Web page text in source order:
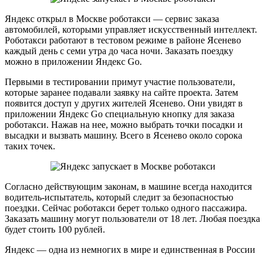
Яндекс открыл в Москве роботакси — сервис заказа
автомобилей, которыми управляет искусственный интеллект.
Роботакси работают в тестовом режиме в районе Ясенево
каждый день с семи утра до часа ночи. Заказать поездку
можно в приложении Яндекс Go.
Первыми в тестировании примут участие пользователи,
которые заранее подавали заявку на сайте проекта. Затем
появится доступ у других жителей Ясенево. Они увидят в
приложении Яндекс Go специальную кнопку для заказа
роботакси. Нажав на нее, можно выбрать точки посадки и
высадки и вызвать машину. Всего в Ясенево около сорока
таких точек.
Согласно действующим законам, в машине всегда находится
водитель-испытатель, который следит за безопасностью
поездки. Сейчас роботакси берет только одного пассажира.
Заказать машину могут пользователи от 18 лет. Любая поездка
будет стоить 100 рублей.
Яндекс — одна из немногих в мире и единственная в России